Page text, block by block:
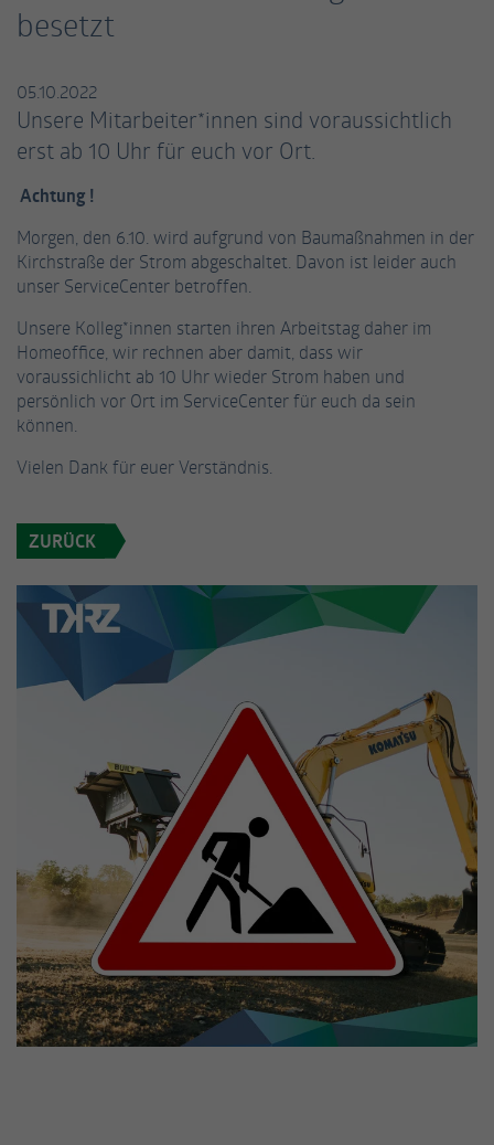
besetzt
05.10.2022
Unsere Mitarbeiter*innen sind voraussichtlich
erst ab 10 Uhr für euch vor Ort.
Achtung !
Morgen, den 6.10. wird aufgrund von Baumaßnahmen in der
Kirchstraße der Strom abgeschaltet. Davon ist leider auch
unser ServiceCenter betroffen.
Unsere Kolleg*innen starten ihren Arbeitstag daher im
Homeoffice, wir rechnen aber damit, dass wir
voraussichlicht ab 10 Uhr wieder Strom haben und
persönlich vor Ort im ServiceCenter für euch da sein
können.
Vielen Dank für euer Verständnis.
ZURÜCK
Anbieter
Laufzeit Session
Zweck
Benutzer-Logins die Session-ID. So kann der
eingeloggte Benutzer wiedererkannt werden
und es wird ihm Zugang zu geschützten
Name cookie_optin
Anbieter
Laufzeit 1 Jahr
Zweck
Statistiken
und zugehörige Cookies. Es hilft uns die Nutzererfahrung der
_ga
Anbieter Google Analytics
Laufzeit 2 Jahre
Zweck
Dieses Cookie wird von Google Analytics
installiert. Das Cookie wird verwendet, um
für den Analysebericht der Website zu
Name
Anbieter Google Analytics
Zweck
Dieses Cookie wird von Google Analytics
installiert. Das Cookie wird verwendet, um
Informationen darüber zu speichern, wie
Besucher eine Website nutzen, und hilft bei
der Erstellung eines Analyseberichts darüber,
wie es der Website geht. Die erhobenen
Daten umfassen die Anzahl der Besucher, die
Quelle, aus der sie stammen, und die Seiten
in anonymisierter Form.
Name _gat_UA-53926628-3
Cookie-Informationen anzeigen
Externe Inhalte
Wir verwenden auf unserer Website externe Inhalte, um Ihnen
zusätzliche Informationen anzubieten.